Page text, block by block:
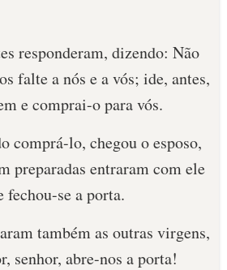
responderam, dizendo: Não
falte a nós e a vós; ide, antes,
e comprai-o para vós.
comprá-lo, chegou o esposo,
preparadas entraram com ele
fechou-se a porta.
também as outras virgens,
senhor, abre-nos a porta!